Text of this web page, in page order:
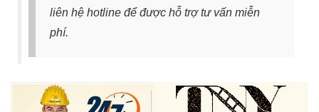
liên hệ hotline để được hỗ trợ tư vấn miễn
phí.